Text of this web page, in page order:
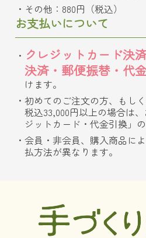
その他：880円（税込）
お支払いについて
クレジットカード決
決済・郵便振替・代
けます。
初めてのご注文の方、もし
税込33,000円以上の場合は
ジットカード・代金引換」
会員・非会員、購入商品に
払方法が異なります。